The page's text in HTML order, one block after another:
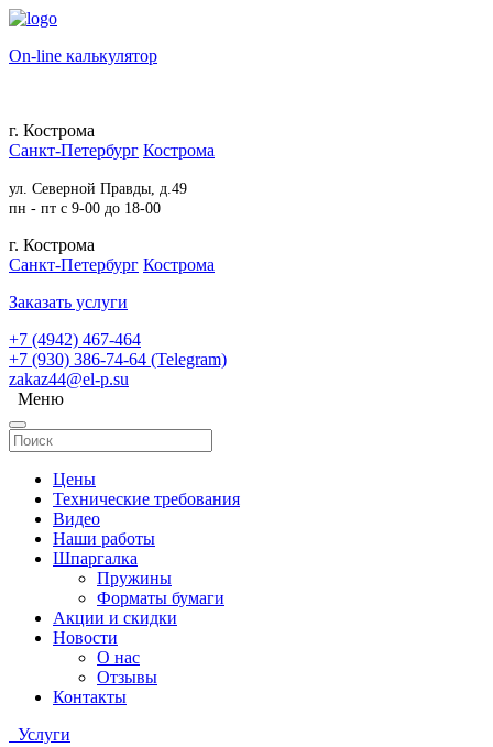
On-line калькулятор
г. Кострома
Санкт-Петербург Кострома
ул. Северной Правды, д.49
пн - пт с 9-00 до 18-00
г. Кострома
Санкт-Петербург Кострома
Заказать услуги
+7 (4942) 467-464
+7 (930) 386-74-64 (Telegram)
zakaz44@el-p.su
Меню
Цены
Технические требования
Видео
Наши работы
Шпаргалка
Пружины
Форматы бумаги
Акции и скидки
Новости
О нас
Отзывы
Контакты
Услуги